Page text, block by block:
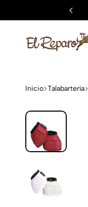
más
de
México
Inicio Talabartería